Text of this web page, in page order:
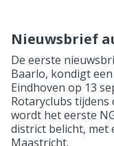
Nieuwsbrief
De eerste
Baarlo, kondigt
Eindhoven op 13
Rotaryclubs tijdens
wordt het eerste
district belicht, met
Maastricht.